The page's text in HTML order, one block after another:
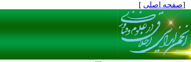
[صفحه اصلی ]